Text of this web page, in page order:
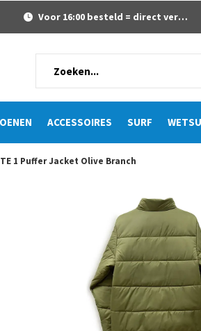
ACCESSOIRES SURF
Voor 16:00 besteld = direct verzonden
1 Puffer Jacket Olive Branch